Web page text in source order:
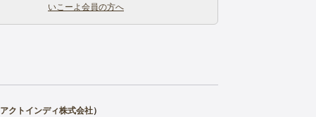
いこーよ会員の方へ
アクトインディ株式会社）